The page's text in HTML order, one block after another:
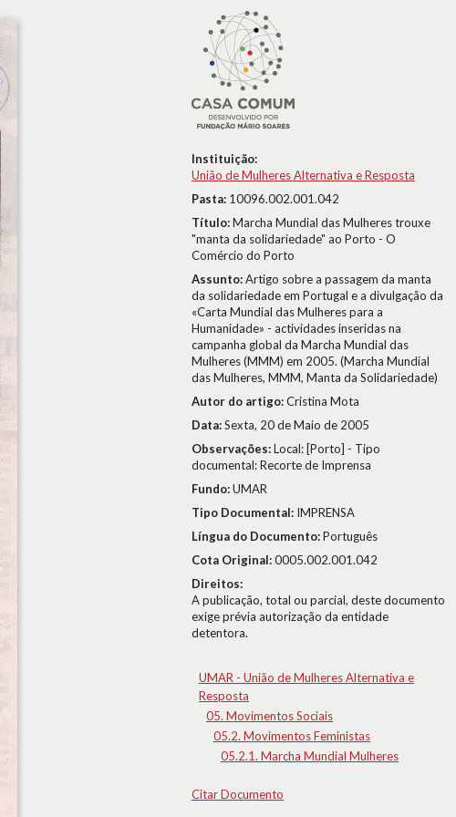
Instituição:
União de Mulheres Alternativa e Resposta
Pasta: 10096.002.001.042
Título:Marcha Mundial das Mulheres trouxe
"manta da solidariedade" ao Porto - O
Comércio do Porto
Assunto:Artigo sobre a passagem da manta
da solidariedade em Portugal e a divulgação da
«Carta Mundial das Mulheres para a
Humanidade» - actividades inseridas na
campanha global da Marcha Mundial das
Mulheres (MMM) em 2005. (Marcha Mundial
das Mulheres, MMM, Manta da Solidariedade)
Autor do artigo:Cristina Mota
Data:Sexta, 20 de Maio de 2005
Observações:Local: [Porto] - Tipo
documental: Recorte de Imprensa
Fundo:UMAR
Tipo Documental: IMPRENSA
Língua do Documento:Português
Cota Original:0005.002.001.042
Direitos:
A publicação, total ou parcial, deste documento
exige prévia autorização da entidade
detentora.
UMAR - União de Mulheres Alternativa e
Resposta
05. Movimentos Sociais
05.2. Movimentos Feministas
05.2.1. Marcha Mundial Mulheres
Citar Documento